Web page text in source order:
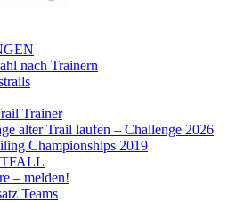
nach Trainern
Trainer
alter Trail laufen – Challenge 2026
Championships 2019
– melden!
Teams